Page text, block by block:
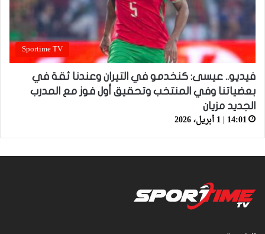
Sportime TV
فيديو.. عيسى: كنخدمو في التيران وعندنا ثقة في
بعضياتنا وفي المنتخب وتحقيق أول فوز مع المدرب
الجديد مزيان
14:01 | 1 أبريل، 2026